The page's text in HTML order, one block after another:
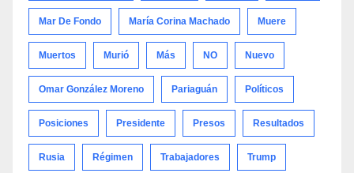
Mar De Fondo María Corina Machado Muere
Muertos Murió Más NO Nuevo
Omar González Moreno Pariaguán Políticos
Posiciones Presidente Presos Resultados
Rusia Régimen Trabajadores Trump